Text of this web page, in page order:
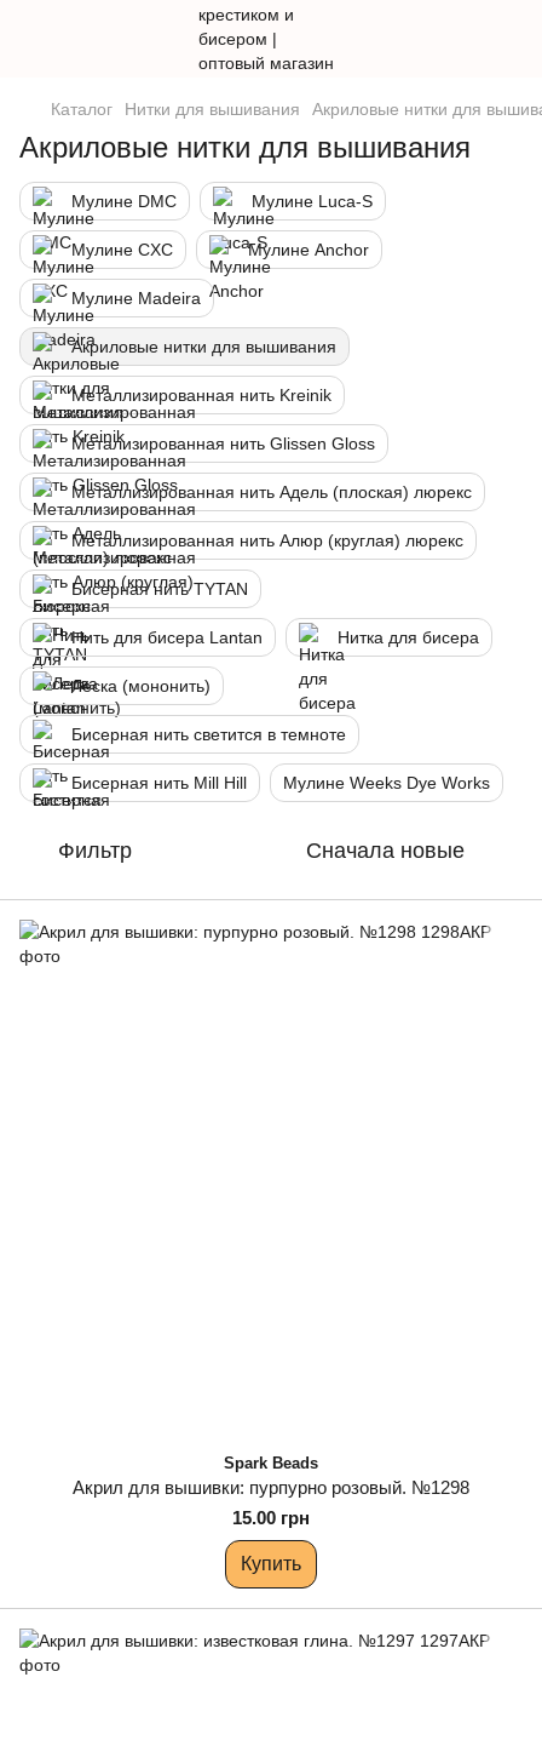
Каталог Нитки для вышивания Акриловые нитки для
Акриловые нитки для вышивания
Мулине DMC Мулине Luca-S
Мулине CXC Мулине Anchor
Мулине Madeira
Акриловые нитки для вышивания
Металлизированная нить Kreinik
Метализированная нить Glissen Gloss
Металлизированная нить Адель (плоская) люрекс
Металлизированная нить Алюр (круглая) люрекс
Бисерная нить TYTAN
Нить для бисера Lantan Нитка для бисера
Леска (мононить)
Бисерная нить светится в темноте
Бисерная нить Mill Hill Мулине Weeks Dye Works
Фильтр Сначала новые
Spark Beads
Акрил для вышивки: пурпурно розовый. №1298
15.00 грн
Купить